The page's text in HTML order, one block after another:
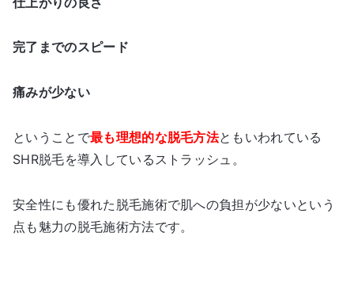
完了までのスピード
痛みが少ない
ということで最も理想的な脱毛方法ともいわれている
SHR脱毛を導入しているストラッシュ。
安全性にも優れた脱毛施術で肌への負担が少ないという
点も魅力の脱毛施術方法です。